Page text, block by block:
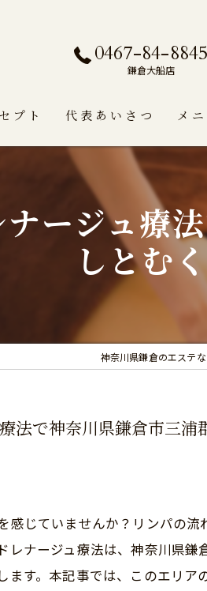
0467-84-8845
鎌倉大船店
プト 代表あいさつ メ
ナージュ療
しとむ
神奈川県鎌倉のエステ
法で神奈川県鎌倉市三
感じていませんか？リンパの
レナージュ療法は、神奈川県
ます。本記事では、このエリ